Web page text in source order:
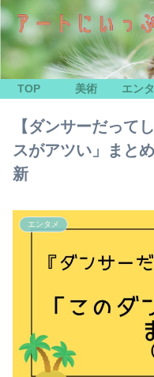
TOP 美術 エン
【ダンサーだって
スがアツい」まと
新
エンタメ